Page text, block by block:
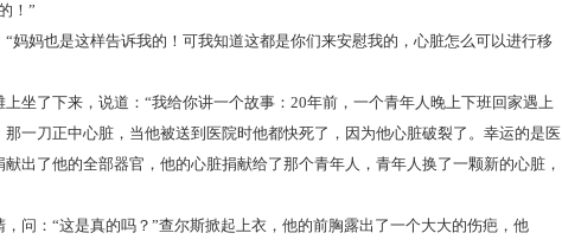
！”
妈妈也是这样告诉我的！可我知道这都是你们来安慰我的，心脏怎么可以进行移
坐了下来，说道：“我给你讲一个故事：20年前，一个青年人晚上下班回家遇上
一刀正中心脏，当他被送到医院时他都快死了，因为他心脏破裂了。幸运的是医
出了他的全部器官，他的心脏捐献给了那个青年人，青年人换了一颗新的心脏，
问：“这是真的吗？”查尔斯掀起上衣，他的前胸露出了一个大大的伤疤，他